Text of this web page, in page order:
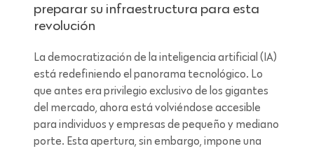
preparar su infraestructura para esta
revolución
La democratización de la inteligencia artificial (IA)
está redefiniendo el panorama tecnológico. Lo
que antes era privilegio exclusivo de los gigantes
del mercado, ahora está volviéndose accesible
para individuos y empresas de pequeño y mediano
porte. Esta apertura, sin embargo, impone una